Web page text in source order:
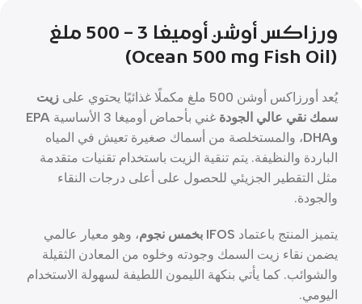
ورزاكس أوشن أوميغا 3 – 500 ملغ
(Ocean 500 mg Fish Oil)
يُعد أورزاكس أوشن 500 ملغ مكملًا غذائيًا يحتوي على
زيت
سمك نقي عالي الجودة غني بأحماض أوميغا 3 الأساسية
EPA
وDHA
، والمستخلصة من أسماك صغيرة تعيش في المياه
الباردة والنظيفة. يتم تنقية الزيت باستخدام تقنيات متقدمة
مثل التقطير الجزيئي للحصول على أعلى درجات النقاء
والجودة.
يتميز المنتج باعتماد IFOS بخمس نجوم
، وهو معيار عالمي
يضمن نقاء زيت السمك وجودته وخلوه من المعادن الثقيلة
والشوائب. كما يأتي بنكهة الليمون اللطيفة لسهولة الاستخدام
اليومي.